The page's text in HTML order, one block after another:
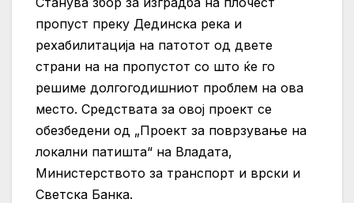
пропуст преку Дединска река и
рехабилитација на патотот од двете
страни на на пропустот со што ќе го
решиме долгогодишниот проблем на ова
место. Средствата за овој проект се
обезбедени од „Проект за поврзување на
локални патишта“ на Владата,
Министерството за транспорт и врски и
Светска Банка.